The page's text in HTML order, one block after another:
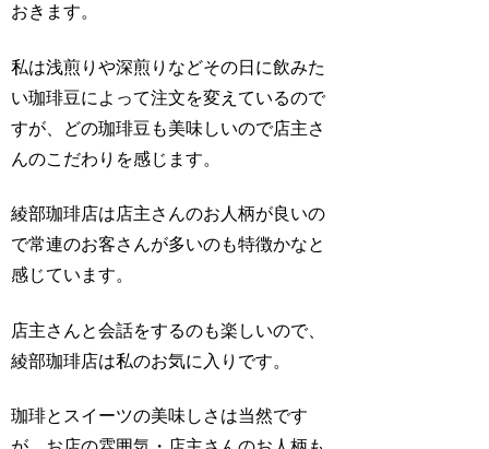
おきます。
私は浅煎りや深煎りなどその日に飲みた
い珈琲豆によって注文を変えているので
すが、どの珈琲豆も美味しいので店主さ
んのこだわりを感じます。
綾部珈琲店は店主さんのお人柄が良いの
で常連のお客さんが多いのも特徴かなと
感じています。
店主さんと会話をするのも楽しいので、
綾部珈琲店は私のお気に入りです。
珈琲とスイーツの美味しさは当然です